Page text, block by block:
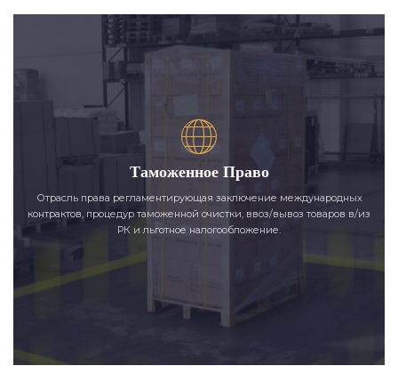
Таможенное Право
Отрасль права регламентирующая заключение международных
контрактов, процедур таможенной очистки, ввоз/вывоз товаров в/из
РК и льготное налогообложение.